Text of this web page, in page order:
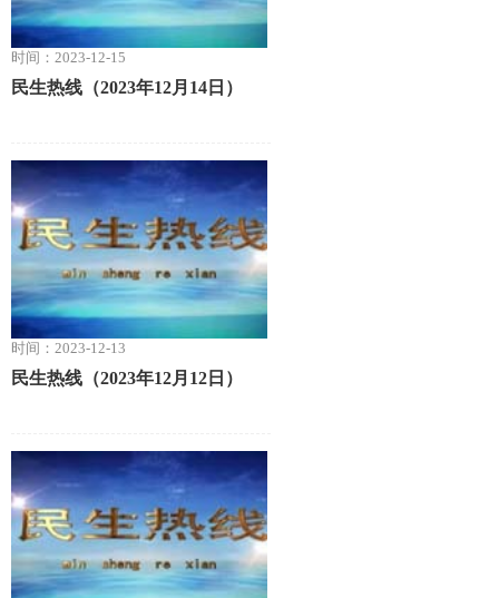
时间：2023-12-15
民生热线（2023年12月14日）
时间：2023-12-13
民生热线（2023年12月12日）